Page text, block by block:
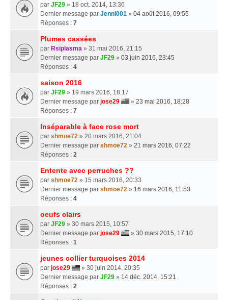
par JF29 » 18 oct. 2014, 13:36
Dernier message par Jenni001 » 04 août 2016, 09:55
Réponses : 7
Plumes cassées
par Rsiplasma » 31 mai 2016, 21:15
Dernier message par JF29 » 03 juin 2016, 23:45
Réponses : 4
saison 2016
par JF29 » 19 mars 2016, 18:17
Dernier message par jose29 » 23 mai 2016, 18:28
Réponses : 7
Inséparable à face rose mort
par shmoe72 » 20 mars 2016, 21:04
Dernier message par shmoe72 » 21 mars 2016, 07:22
Réponses : 2
Entente avec perruches ??
par shmoe72 » 15 mars 2016, 20:33
Dernier message par shmoe72 » 16 mars 2016, 11:53
Réponses : 4
oeufs clairs
par JF29 » 30 mars 2015, 10:57
Dernier message par jose29 » 30 mars 2015, 17:10
Réponses : 1
jeunes collier turquoises 2014
par jose29
» 30 juin 2014, 20:35
Dernier message par JF29 » 14 déc. 2014, 15:21
Réponses : 2